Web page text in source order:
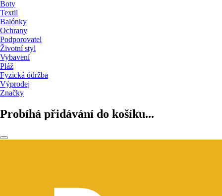
Boty
Textil
Balónky
Ochrany
Podporovatel
Životní styl
Vybavení
Pláž
Fyzická údržba
Výprodej
Značky
Probíhá přidávání do košíku...